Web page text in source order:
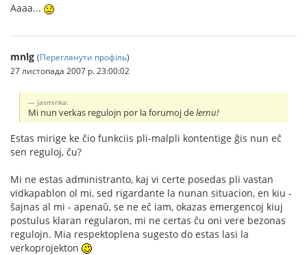
Aaaa...
mnlg (Переглянути профіль)
27 листопада 2007 р. 23:00:02
Jasminka:
Mi nun verkas regulojn por la forumoj delernu!
Estas mirige ke ĉio funkciis pli-malpli kontentige ĝis nun eĉ
sen reguloj, ĉu?
Mi ne estas administranto, kaj vi certe posedas pli vastan
vidkapablon ol mi, sed rigardante la nunan situacion, en kiu -
ŝajnas al mi - apenaŭ, se ne eĉ iam, okazas emergencoj kiuj
postulus klaran regularon, mi ne certas ĉu oni vere bezonas
regulojn. Mia respektoplena sugesto do estas lasi la
verkoprojekton